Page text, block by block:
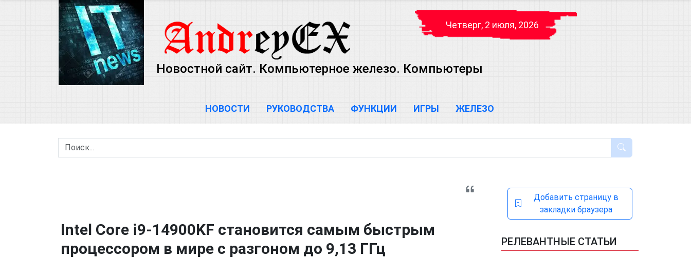
Четверг, 2 июля, 2026
Новостной сайт. Компьютерное железо. Компьютеры
НОВОСТИ РУКОВОДСТВА ФУНКЦИИ ИГРЫ ЖЕЛЕЗО
Intel Core i9-14900KF становится самым быстрым
процессором в мире с разгоном до 9,13 ГГц
Добавить страницу в
закладки браузера
РЕЛЕВАНТНЫЕ СТАТЬИ